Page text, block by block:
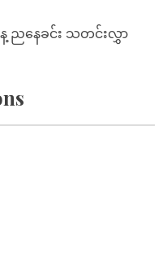
ညနေခင်း သတင်းလွှာ